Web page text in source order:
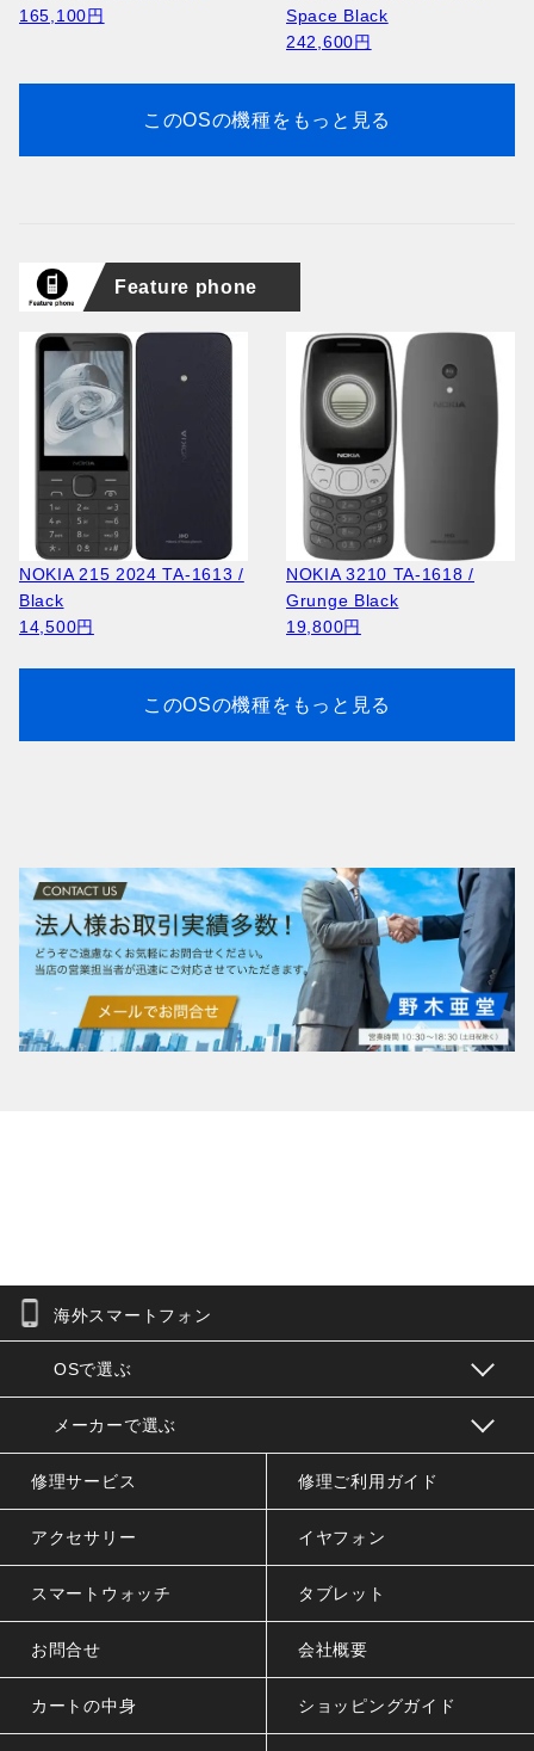
165,100円
Space Black
242,600円
このOSの機種をもっと見る
Feature phone
NOKIA 215 2024 TA-1613 /
Black
14,500円
NOKIA 3210 TA-1618 /
Grunge Black
19,800円
このOSの機種をもっと見る
お問合せフォーム
海外スマートフォン
OSで選ぶ
メーカーで選ぶ
修理サービス 修理ご利用ガイド
アクセサリー イヤフォン
スマートウォッチ タブレット
お問合せ 会社概要
カートの中身 ショッピングガイド